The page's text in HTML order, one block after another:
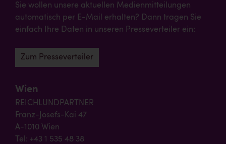
Sie wollen unsere aktuellen Medienmitteilungen
automatisch per E-Mail erhalten? Dann tragen Sie
einfach Ihre Daten in unseren Presseverteiler ein:
Zum Presseverteiler
Wien
REICHLUNDPARTNER
Franz-Josefs-Kai 47
A-1010 Wien
Tel: +43 1 535 48 38